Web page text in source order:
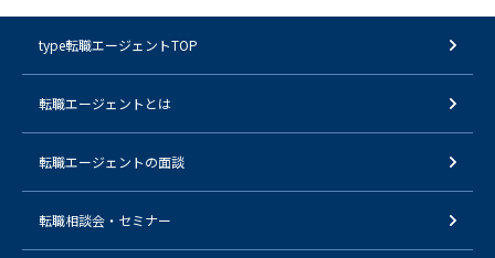
type転職エージェントTOP
転職エージェントとは
転職エージェントの面談
転職相談会・セミナー